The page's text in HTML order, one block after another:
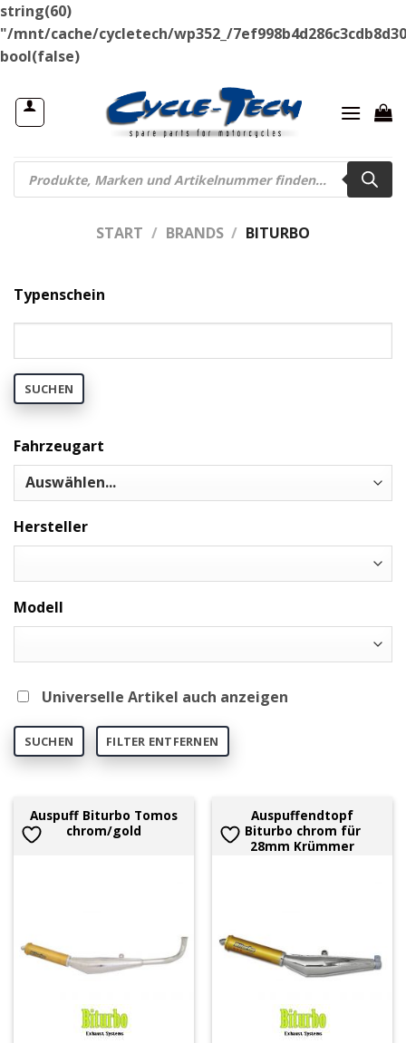
string(60)
"/mnt/cache/cycletech/wp352_/
bool(false)Zum
springen
Products
search
START / BRANDS / BITURBO
Typenschein
SUCHEN
Fahrzeugart
Hersteller
Modell
Universelle Artikel auch anzeigen
SUCHEN FILTER ENTFERNEN
Auspuff Biturbo Tomos
chrom/gold
Auspuffendtopf
Biturbo chrom für
28mm Krümmer